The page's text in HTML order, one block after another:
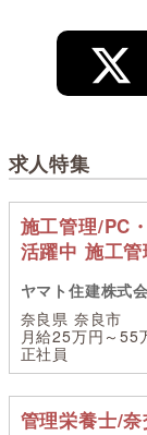
求人特集
施工管理/PC
活躍中 施工
ヤマト住建株式
奈良県 奈良市
月給25万円～55
正社員
管理栄養士/